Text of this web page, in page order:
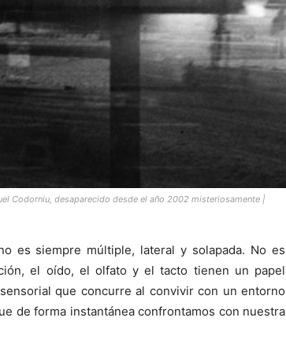
Codorniu, desaparecido desde el año 2002 misteriosamente |
es siempre múltiple, lateral y solapada. No es
el oído, el olfato y el tacto tienen un papel
que concurre al convivir con un entorno
de forma instantánea confrontamos con nuestra